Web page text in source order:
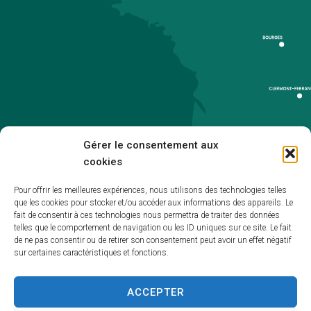
Gérer le consentement aux
cookies
Pour offrir les meilleures expériences, nous utilisons des technologies telles
que les cookies pour stocker et/ou accéder aux informations des appareils. Le
fait de consentir à ces technologies nous permettra de traiter des données
telles que le comportement de navigation ou les ID uniques sur ce site. Le fait
de ne pas consentir ou de retirer son consentement peut avoir un effet négatif
sur certaines caractéristiques et fonctions.
ACCEPTER
Accessibilité